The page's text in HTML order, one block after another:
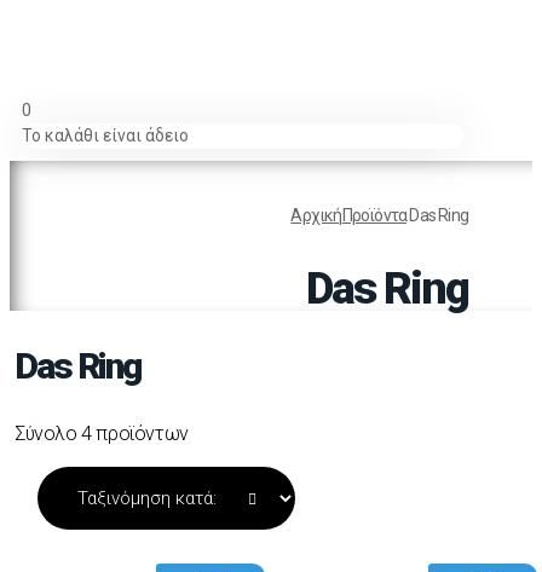
0
Το καλάθι είναι άδειο
ΑρχικήΠροϊόνταDas Ring
Das Ring
Das Ring
Σύνολο 4 προϊόντων